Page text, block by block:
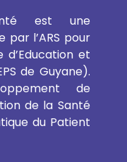
est une
par l’ARS pour
d’Education et
de Guyane).
de
de la Santé
du Patient